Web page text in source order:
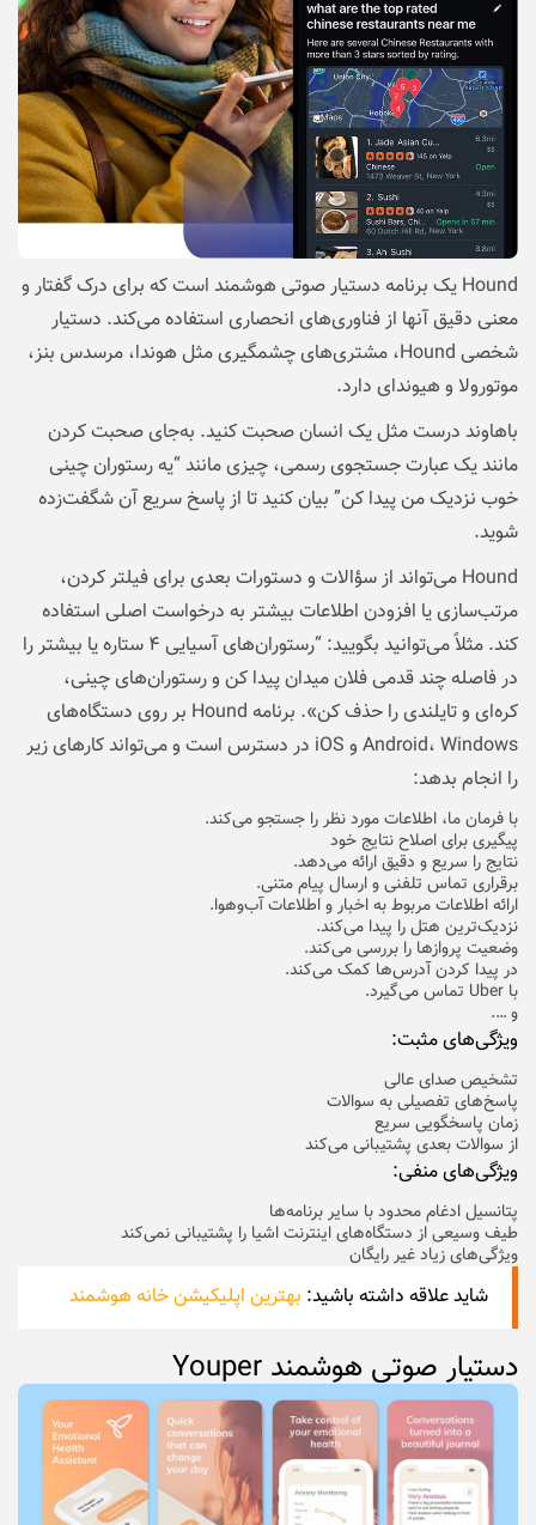
Hound یک برنامه دستیار صوتی هوشمند است که برای درک گفتار و
معنی دقیق آنها از فناوری‌های انحصاری استفاده می‌کند. دستیار‌
شخصی Hound، مشتری‌های چشمگیری مثل هوندا، مرسدس بنز،
موتورولا و هیوندای دارد.
با‌هاوند درست مثل یک انسان صحبت کنید. به‌جای صحبت کردن
مانند یک عبارت جستجوی رسمی، چیزی مانند “یه رستوران چینی
خوب نزدیک من پیدا کن” بیان کنید تا از پاسخ سریع آن شگفت‌زده
شوید.
Hound می‌تواند از سؤالات و دستورات بعدی برای فیلتر کردن،
مرتب‌سازی یا افزودن اطلاعات بیشتر به درخواست اصلی استفاده
کند. مثلاً می‌توانید بگویید: “رستوران‌های آسیایی ۴ ستاره یا بیشتر را
در فاصله چند قدمی فلان میدان پیدا کن و رستوران‌های چینی،
کره‌ای و تایلندی را حذف کن». برنامه Hound بر روی دستگاه‌های
Android، Windows و iOS در دسترس است و می‌تواند کارهای زیر
را انجام بدهد:
با فرمان ما، اطلاعات مورد نظر را جستجو می‌کند.
پیگیری برای اصلاح نتایج خود
نتایج را سریع و دقیق ارائه می‌دهد.
برقراری تماس تلفنی و ارسال پیام متنی.
ارائه اطلاعات مربوط به اخبار و اطلاعات آب‌وهوا.
نزدیک‌ترین هتل را پیدا می‌کند.
وضعیت پرواز‌ها را بررسی می‌کند.
در پیدا کردن آدرس‌ها کمک می‌کند.
با Uber تماس می‌گیرد.
و ….
ویژگی‌های مثبت:
تشخیص صدای عالی
پاسخ‌های تفصیلی به سوالات
زمان پاسخگویی سریع
از سوالات بعدی پشتیبانی می‌کند
ویژگی‌های منفی:
پتانسیل ادغام محدود با سایر برنامه‌ها
طیف وسیعی از دستگاه‌های اینترنت اشیا را پشتیبانی نمی‌کند
ویژگی‌های زیاد غیر رایگان
شاید علاقه داشته باشید: بهترین اپلیکیشن خانه هوشمند
دستیار صوتی هوشمند Youper